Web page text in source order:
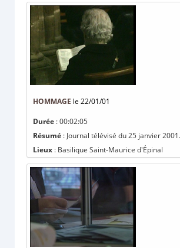
HOMMAGE le 22/01/01
Durée : 00:02:05
Résumé : Journal télévisé du 25 janvier
Lieux : Basilique Saint-Maurice d'Épinal